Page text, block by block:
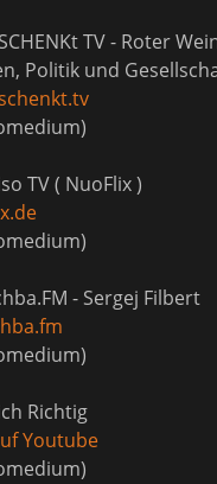
TV - Roter
Politik und
TV ( NuoFlix )
- Sergej Filbert
Richtig
Youtube